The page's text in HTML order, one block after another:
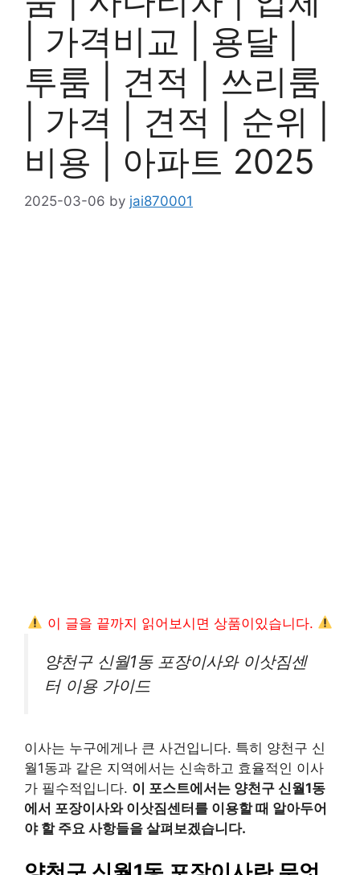
| 가격비교 | 용달 |
투룸 | 견적 | 쓰리룸
| 가격 | 견적 | 순위 |
비용 | 아파트 2025
2025-03-06 by jai870001
이 글을 끝까지 읽어보시면 상품이있습니다.
양천구 신월1동 포장이사와 이삿짐센
터 이용 가이드
이사는 누구에게나 큰 사건입니다. 특히 양천구 신
월1동과 같은 지역에서는 신속하고 효율적인 이사
가 필수적입니다. 이 포스트에서는 양천구 신월1동
에서 포장이사와 이삿짐센터를 이용할 때 알아두어
야 할 주요 사항들을 살펴보겠습니다.